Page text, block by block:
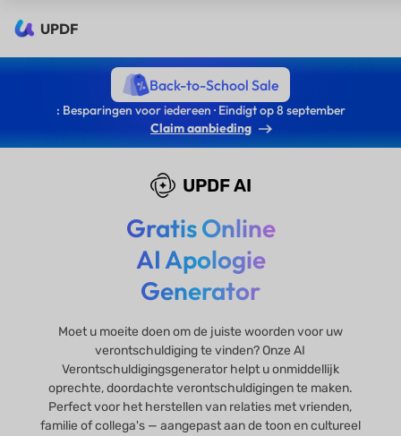
UPDF
Back-to-School Sale
: Besparingen voor iedereen · Eindigt op 8 september
Claim aanbieding
UPDF AI
Gratis Online
AI Apologie
Generator
Moet u moeite doen om de juiste woorden voor uw
verontschuldiging te vinden? Onze AI
Verontschuldigingsgenerator helpt u onmiddellijk
oprechte, doordachte verontschuldigingen te maken.
Perfect voor het herstellen van relaties met vrienden,
familie of collega's — aangepast aan de toon en cultureel